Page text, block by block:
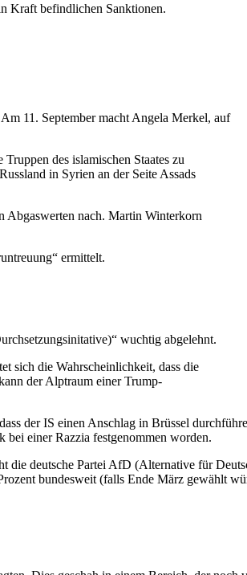
Kraft befindlichen Sanktionen.
11. September macht Angela Merkel, auf
des islamischen Staates zu
in Syrien an der Seite Assads
Abgaswerten nach. Martin Winterkorn
ermittelt.
wuchtig abgelehnt.
sich die Wahrscheinlichkeit, dass die
der Alptraum einer Trump-
der IS einen Anschlag in Brüssel
bei einer Razzia festgenommen worden.
deutsche Partei AfD (Alternative für
bundesweit (falls Ende März gewählt